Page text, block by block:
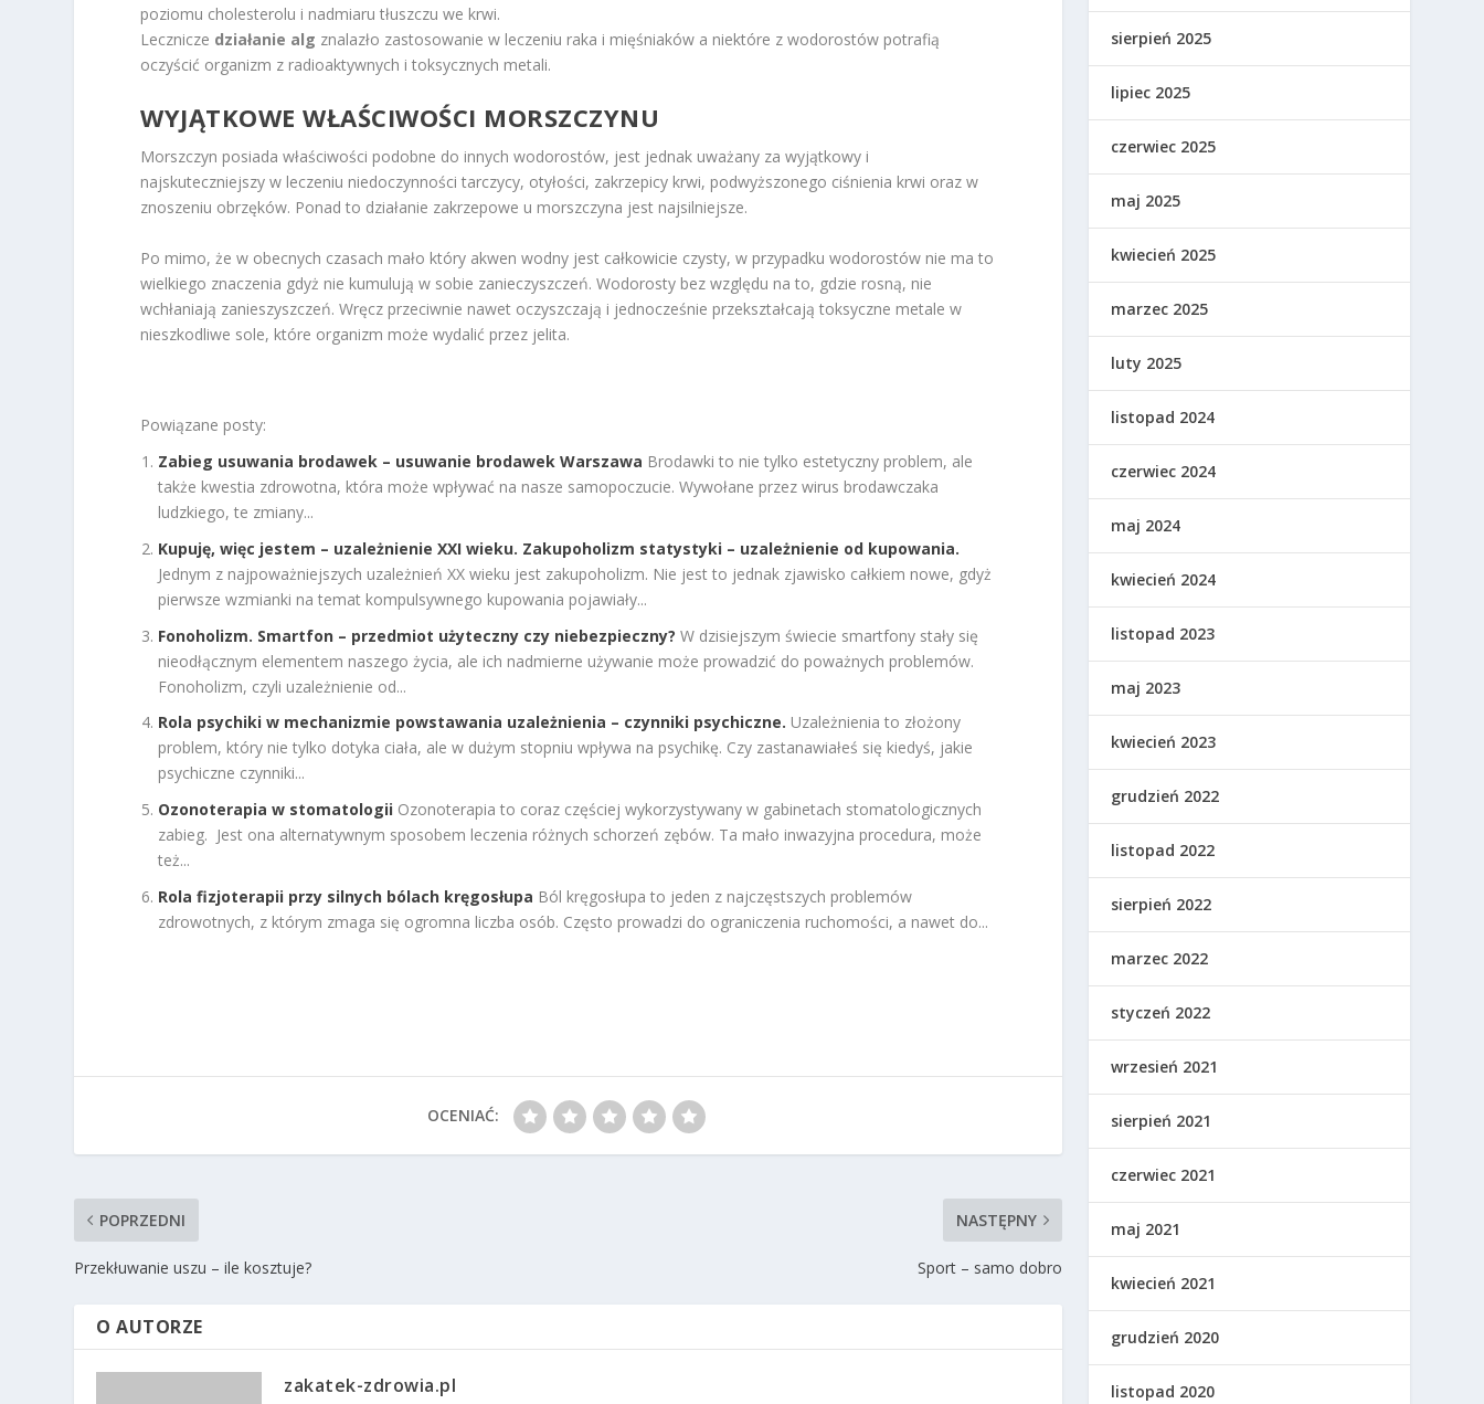
poziomu cholesterolu i nadmiaru tłuszczu we krwi.
Lecznicze działanie alg znalazło zastosowanie w leczeniu raka i mięśniaków a niektóre z wodorostów potrafią
oczyścić organizm z radioaktywnych i toksycznych metali.
WYJĄTKOWE WŁAŚCIWOŚCI MORSZCZYNU
Morszczyn posiada właściwości podobne do innych wodorostów, jest jednak uważany za wyjątkowy i
najskuteczniejszy w leczeniu niedoczynności tarczycy, otyłości, zakrzepicy krwi, podwyższonego ciśnienia krwi oraz w
znoszeniu obrzęków. Ponad to działanie zakrzepowe u morszczyna jest najsilniejsze.
Po mimo, że w obecnych czasach mało który akwen wodny jest całkowicie czysty, w przypadku wodorostów nie ma to
wielkiego znaczenia gdyż nie kumulują w sobie zanieczyszczeń. Wodorosty bez względu na to, gdzie rosną, nie
wchłaniają zanieszyszczeń. Wręcz przeciwnie nawet oczyszczają i jednocześnie przekształcają toksyczne metale w
nieszkodliwe sole, które organizm może wydalić przez jelita.
Powiązane posty:
Zabieg usuwania brodawek – usuwanie brodawek Warszawa Brodawki to nie tylko estetyczny problem, ale
także kwestia zdrowotna, która może wpływać na nasze samopoczucie. Wywołane przez wirus brodawczaka
ludzkiego, te zmiany...
Kupuję, więc jestem – uzależnienie XXI wieku. Zakupoholizm statystyki – uzależnienie od kupowania.
Jednym z najpoważniejszych uzależnień XX wieku jest zakupoholizm. Nie jest to jednak zjawisko całkiem nowe, gdyż
pierwsze wzmianki na temat kompulsywnego kupowania pojawiały...
Fonoholizm. Smartfon – przedmiot użyteczny czy niebezpieczny? W dzisiejszym świecie smartfony stały się
nieodłącznym elementem naszego życia, ale ich nadmierne używanie może prowadzić do poważnych problemów.
Fonoholizm, czyli uzależnienie od...
Rola psychiki w mechanizmie powstawania uzależnienia – czynniki psychiczne. Uzależnienia to złożony
problem, który nie tylko dotyka ciała, ale w dużym stopniu wpływa na psychikę. Czy zastanawiałeś się kiedyś, jakie
psychiczne czynniki...
Ozonoterapia w stomatologii Ozonoterapia to coraz częściej wykorzystywany w gabinetach stomatologicznych
zabieg. Jest ona alternatywnym sposobem leczenia różnych schorzeń zębów. Ta mało inwazyjna procedura, może
też...
Rola fizjoterapii przy silnych bólach kręgosłupa Ból kręgosłupa to jeden z najczęstszych problemów
zdrowotnych, z którym zmaga się ogromna liczba osób. Często prowadzi do ograniczenia ruchomości, a nawet do...
OCENIAĆ:
POPRZEDNI
Przekłuwanie uszu – ile kosztuje?
NASTĘPNY
Sport – samo dobro
O AUTORZE
zakatek-zdrowia.pl
sierpień 2025
lipiec 2025
czerwiec 2025
maj 2025
kwiecień 2025
marzec 2025
luty 2025
listopad 2024
czerwiec 2024
maj 2024
kwiecień 2024
listopad 2023
maj 2023
kwiecień 2023
grudzień 2022
listopad 2022
sierpień 2022
marzec 2022
styczeń 2022
wrzesień 2021
sierpień 2021
czerwiec 2021
maj 2021
kwiecień 2021
grudzień 2020
listopad 2020